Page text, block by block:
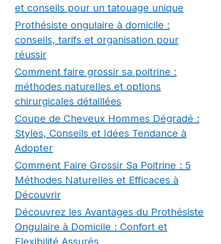
et conseils pour un tatouage unique
Prothésiste ongulaire à domicile :
conseils, tarifs et organisation pour
réussir
Comment faire grossir sa poitrine :
méthodes naturelles et options
chirurgicales détaillées
Coupe de Cheveux Hommes Dégradé :
Styles, Conseils et Idées Tendance à
Adopter
Comment Faire Grossir Sa Poitrine : 5
Méthodes Naturelles et Efficaces à
Découvrir
Découvrez les Avantages du Prothésiste
Ongulaire à Domicile : Confort et
Flexibilité Assurés